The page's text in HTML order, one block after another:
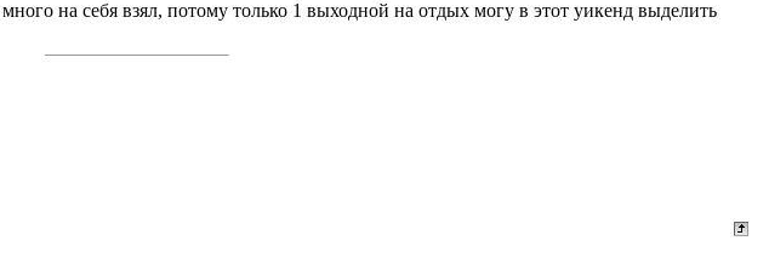
на себя взял, потому только 1 выходной на отдых могу в этот уикенд выделить